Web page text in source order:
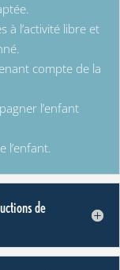
l’activité libre et
compte de la
l’enfant
l’enfant.
de